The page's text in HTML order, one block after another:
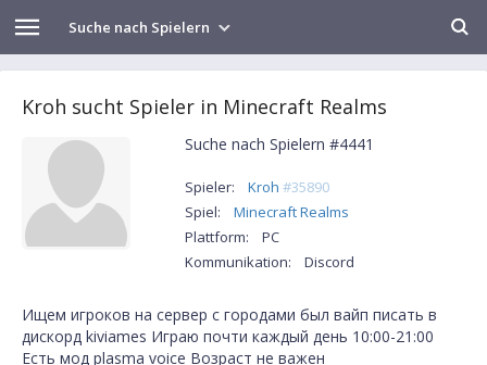
Suche nach Spielern
Kroh sucht Spieler in Minecraft Realms
Suche nach Spielern #4441
Spieler: Kroh #35890
Spiel:
Minecraft Realms
Plattform:
PC
Kommunikation:
Discord
Ищем игроков на сервер с городами был вайп писать в
дискорд kiviames Играю почти каждый день 10:00-21:00
Есть мод plasma voice Возраст не важен